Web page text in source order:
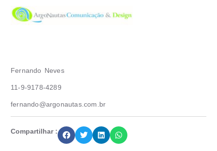
Fernando Neves
11-9-9178-4289
fernando@argonautas.com.br
Compartilhar :